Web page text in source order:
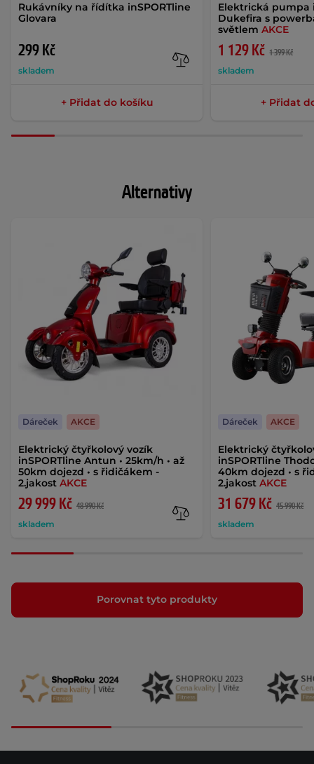
Rukávníky na řídítka inSPORTline
Glovara
299 Kč
skladem
+ Přidat do košíku
Elektrická pumpa
Dukefira s
světlemAKCE
1 129 Kč 1 399 Kč
skladem
+ Přidat
Alternativy
Elektrický čtyřkolový vozík
inSPORTline Antun • 25km/h • až
50km dojezd • s řidičákem -
2.jakost AKCE
29 999 Kč 48 990 Kč
skladem
Dáreček AKCE
Elektrický
inSPORTline
40km dojezd • s
2.jakostAKCE
31 679 Kč 45 990 Kč
skladem
Dáreček AKCE
Porovnat tyto produkty